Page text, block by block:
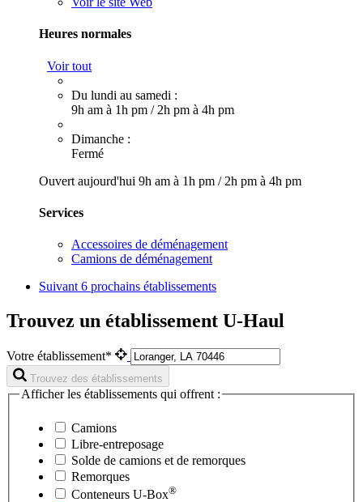
Heures normales
Voir tout
Du lundi au samedi :
9h am à 1h pm / 2h pm à 4h pm
Dimanche :
Fermé
Ouvert aujourd'hui 9h am à 1h pm / 2h pm à 4h pm
Services
Accessoires de déménagement
Camions de déménagement
Suivant 6 prochains établissements
Trouvez un établissement U-Haul
Votre établissement*
Trouvez des établissements
Afficher les établissements qui offrent :
Camions
Libre-entreposage
Solde de camions et de remorques
Remorques
Conteneurs U-Box®